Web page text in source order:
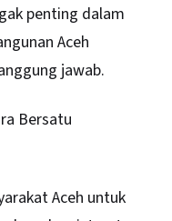
penting dalam
Aceh
jawab.
Bersatu
Aceh untuk